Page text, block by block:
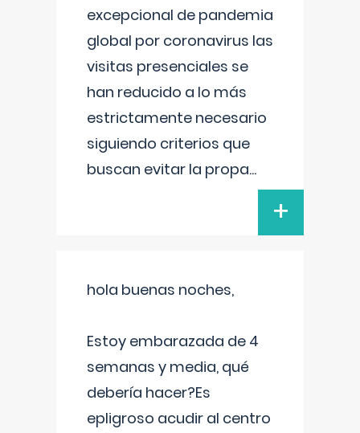
excepcional de pandemia
global por coronavirus las
visitas presenciales se
han reducido a lo más
estrictamente necesario
siguiendo criterios que
buscan evitar la propa...
+
hola buenas noches,
Estoy embarazada de 4
semanas y media, qué
debería hacer?Es
epligroso acudir al centro